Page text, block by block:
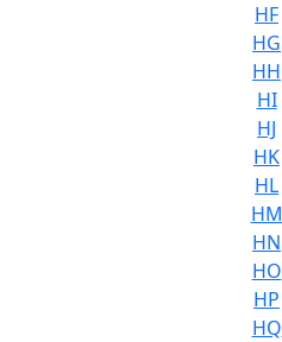
HF
HG
HH
HI
HJ
HK
HL
HM
HN
HO
HP
HQ